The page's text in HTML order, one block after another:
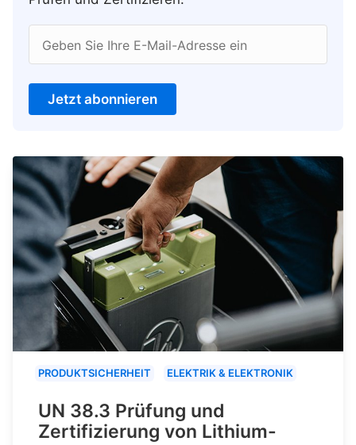
Geben Sie Ihre E-Mail-Adresse ein
Jetzt abonnieren
PRODUKTSICHERHEIT ELEKTRIK & ELEKTRONIK
UN 38.3 Prüfung und
Zertifizierung von Lithium-